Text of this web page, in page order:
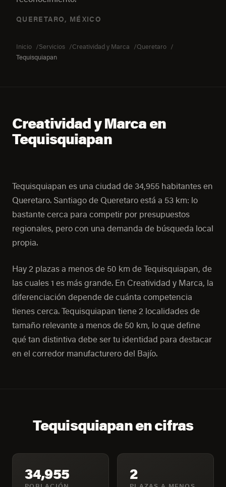
QUERETARO, MÉXICO
Inicio Servicios Creatividad y Marca
Queretaro
Tequisquiapan
Creatividad y Marca en
Tequisquiapan
Tequisquiapan es una ciudad de 34,955 habitantes en
Queretaro. Santiago de Queretaro está a 53 km: lo
bastante cerca para competir por presupuestos
regionales, pero con una demanda de búsqueda local
propia.
Hay 2 plazas a menos de 50 km de Tequisquiapan, de
las cuales 1 es más grande. En Creatividad y Marca, la
diferenciación depende de cuánta competencia
tienes cerca. Tequisquiapan tiene 2 localidades de
tamaño relevante a menos de 50 km, lo que define
qué tan distintiva debe ser tu identidad para destacar
en el corredor manufacturero del Bajío.
Tequisquiapan en cifras
34,955 2